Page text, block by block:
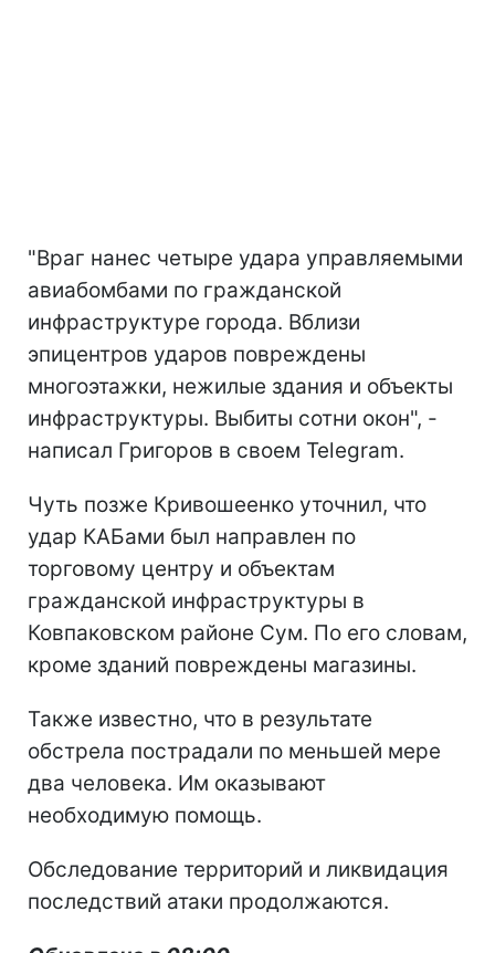
"Враг нанес четыре удара управляемыми
авиабомбами по гражданской
инфраструктуре города. Вблизи
эпицентров ударов повреждены
многоэтажки, нежилые здания и объекты
инфраструктуры. Выбиты сотни окон", -
написал Григоров в своем Telegram.
Чуть позже Кривошеенко уточнил, что
удар КАБами был направлен по
торговому центру и объектам
гражданской инфраструктуры в
Ковпаковском районе Сум. По его словам,
кроме зданий повреждены магазины.
Также известно, что в результате
обстрела пострадали по меньшей мере
два человека. Им оказывают
необходимую помощь.
Обследование территорий и ликвидация
последствий атаки продолжаются.